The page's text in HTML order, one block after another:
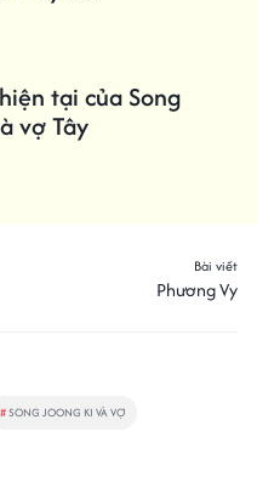
tại của Song
vợ Tây
Bài viết
Phương Vy
#SONG JOONG KI VÀ VỢ